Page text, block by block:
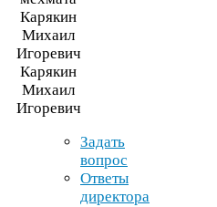
Карякин
Михаил
Игоревич
Задать
вопрос
Ответы
директора